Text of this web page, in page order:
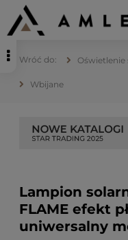
Oświetlenie
Wbijane
Lampion
FLAME efekt
uniwersalny